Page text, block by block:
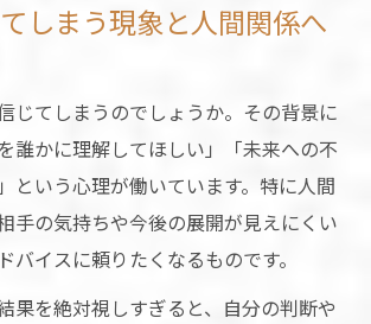
しまう現象と人間関係へ
じてしまうのでしょうか。その背景に
誰かに理解してほしい」「未来への不
という心理が働いています。特に人間
手の気持ちや今後の展開が見えにくい
バイスに頼りたくなるものです。
果を絶対視しすぎると、自分の判断や